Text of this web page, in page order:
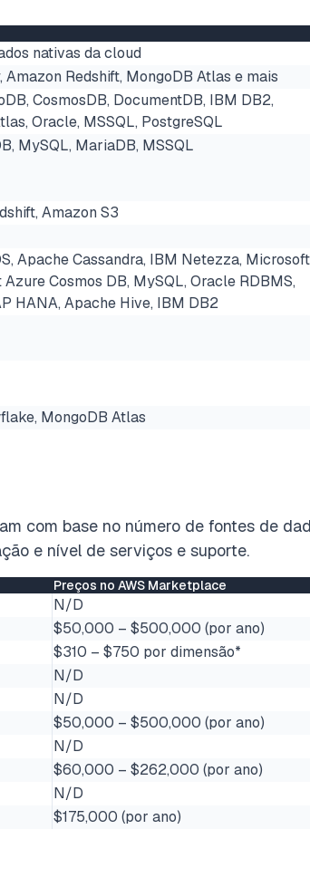
nativas da cloud
Redshift, MongoDB Atlas e mais
CosmosDB, DocumentDB, IBM DB2,
Oracle, MSSQL, PostgreSQL
MySQL, MariaDB, MSSQL
Amazon S3
Apache Cassandra, IBM Netezza, Microsoft
Cosmos DB, MySQL, Oracle RDBMS,
HANA, Apache Hive, IBM DB2
MongoDB Atlas
com base no número de fontes de
e nível de serviços e suporte.
Preços no AWS Marketplace
N/D
$50,000 – $500,000 (por ano)
$310 – $750 por dimensão*
N/D
N/D
$50,000 – $500,000 (por ano)
N/D
$60,000 – $262,000 (por ano)
N/D
$175,000 (por ano)